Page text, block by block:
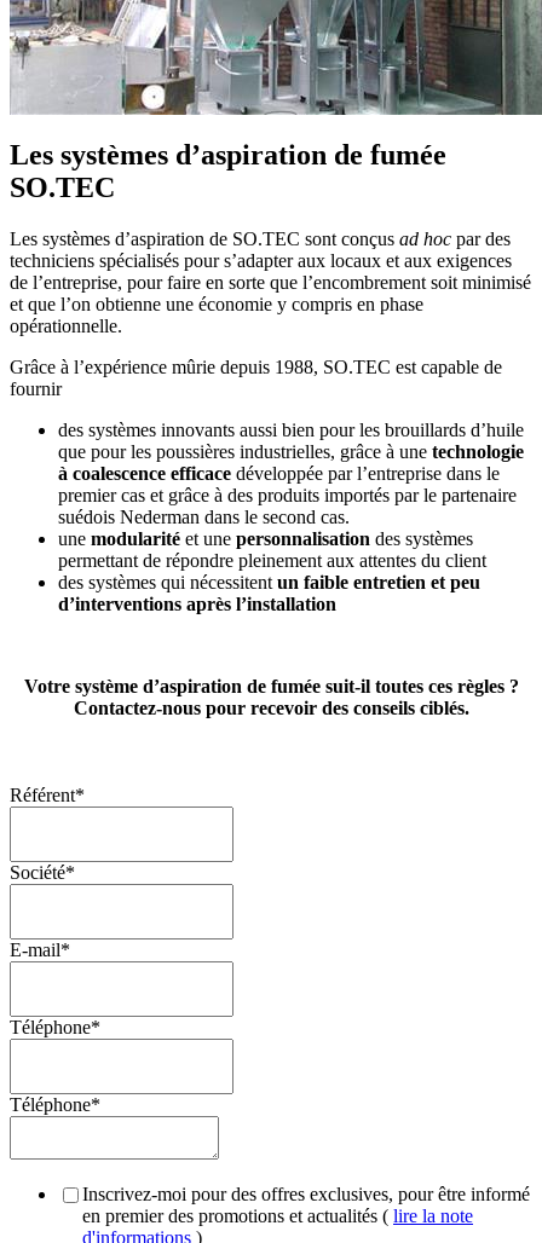
Les systèmes d’aspiration de fumée
SO.TEC
Les systèmes d’aspiration de SO.TEC sont conçus ad hoc par des
techniciens spécialisés pour s’adapter aux locaux et aux exigences
de l’entreprise, pour faire en sorte que l’encombrement soit minimisé
et que l’on obtienne une économie y compris en phase
opérationnelle.
Grâce à l’expérience mûrie depuis 1988, SO.TEC est capable de
fournir
des systèmes innovants aussi bien pour les brouillards d’huile
que pour les poussières industrielles, grâce à une technologie
à coalescence efficace développée par l’entreprise dans le
premier cas et grâce à des produits importés par le partenaire
suédois Nederman dans le second cas.
une modularité et une personnalisation des systèmes
permettant de répondre pleinement aux attentes du client
des systèmes qui nécessitent un faible entretien et peu
d’interventions après l’installation
Votre système d’aspiration de fumée suit-il toutes ces règles ?
Contactez-nous pour recevoir des conseils ciblés.
Référent*
Société*
E-mail*
Téléphone*
Téléphone*
Inscrivez-moi pour des offres exclusives, pour être informé
en premier des promotions et actualités ( lire la note
d'informations )